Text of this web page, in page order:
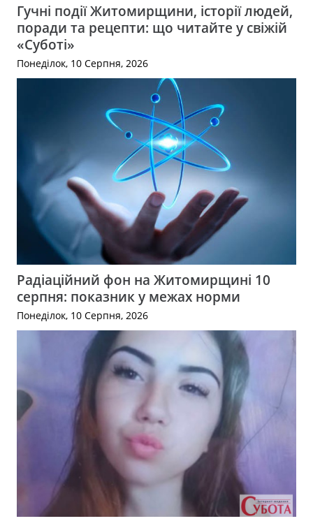
Гучні події Житомирщини, історії людей,
поради та рецепти: що читайте у свіжій
«Суботі»
Понеділок, 10 Серпня, 2026
Радіаційний фон на Житомирщині 10
серпня: показник у межах норми
Понеділок, 10 Серпня, 2026